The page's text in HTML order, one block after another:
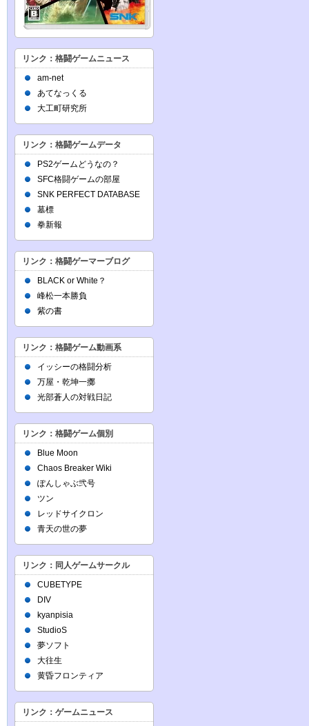
リンク：格闘ゲームニュース
am-net
あてなっくる
大工町研究所
リンク：格闘ゲームデータ
PS2ゲームどうなの？
SFC格闘ゲームの部屋
SNK PERFECT DATABASE
墓標
拳新報
リンク：格闘ゲーマーブログ
BLACK or White？
峰松一本勝負
紫の書
リンク：格闘ゲーム動画系
イッシーの格闘分析
万屋・乾坤一擲
光部蒼人の対戦日記
リンク：格闘ゲーム個別
Blue Moon
Chaos Breaker Wiki
ぽんしゃぶ弐号
ツン
レッドサイクロン
青天の世の夢
リンク：同人ゲームサークル
CUBETYPE
DIV
kyanpisia
StudioS
夢ソフト
大往生
黄昏フロンティア
リンク：ゲームニュース